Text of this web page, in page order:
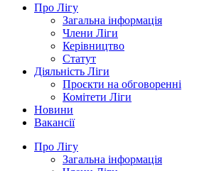
Про Лігу
Загальна інформація
Члени Ліги
Керівництво
Статут
Діяльність Ліги
Проєкти на обговоренні
Комітети Ліги
Новини
Вакансії
Про Лігу
Загальна інформація